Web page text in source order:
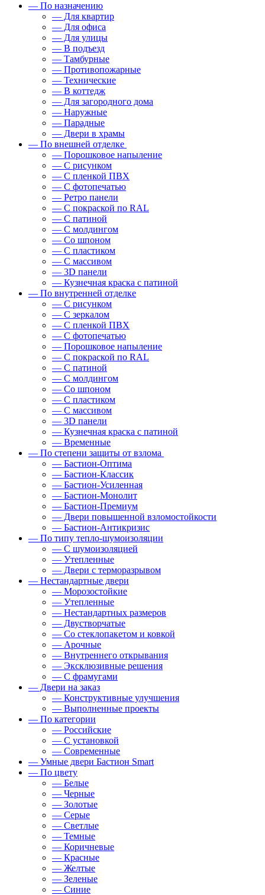
— По назначению
— Для квартир
— Для офиса
— Для улицы
— В подъезд
— Тамбурные
— Противопожарные
— Технические
— В коттедж
— Для загородного дома
— Наружные
— Парадные
— Двери в храмы
— По внешней отделке
— Порошковое напыление
— С рисунком
— С пленкой ПВХ
— С фотопечатью
— Ретро панели
— С покраской по RAL
— С патиной
— С молдингом
— Со шпоном
— С пластиком
— С массивом
— 3D панели
— Кузнечная краска с патиной
— По внутренней отделке
— С рисунком
— С зеркалом
— С пленкой ПВХ
— С фотопечатью
— Порошковое напыление
— С покраской по RAL
— С патиной
— С молдингом
— Со шпоном
— С пластиком
— С массивом
— 3D панели
— Кузнечная краска с патиной
— Временные
— По степени защиты от взлома
— Бастион-Оптима
— Бастион-Классик
— Бастион-Усиленная
— Бастион-Монолит
— Бастион-Премиум
— Двери повышенной взломостойкости
— Бастион-Антикризис
— По типу тепло-шумоизоляции
— С шумоизоляцией
— Утепленные
— Двери с терморазрывом
— Нестандартные двери
— Морозостойкие
— Утепленные
— Нестандартных размеров
— Двустворчатые
— Со стеклопакетом и ковкой
— Арочные
— Внутреннего открывания
— Эксклюзивные решения
— С фрамугами
— Двери на заказ
— Конструктивные улучшения
— Выполненные проекты
— По категории
— Российские
— С установкой
— Современные
— Умные двери Бастион Smart
— По цвету
— Белые
— Черные
— Золотые
— Серые
— Светлые
— Темные
— Коричневые
— Красные
— Желтые
— Зеленые
— Синие